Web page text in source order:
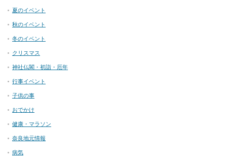
夏のイベント
秋のイベント
冬のイベント
クリスマス
神社仏閣・初詣・厄年
行事イベント
子供の事
おでかけ
健康・マラソン
奈良地元情報
病気